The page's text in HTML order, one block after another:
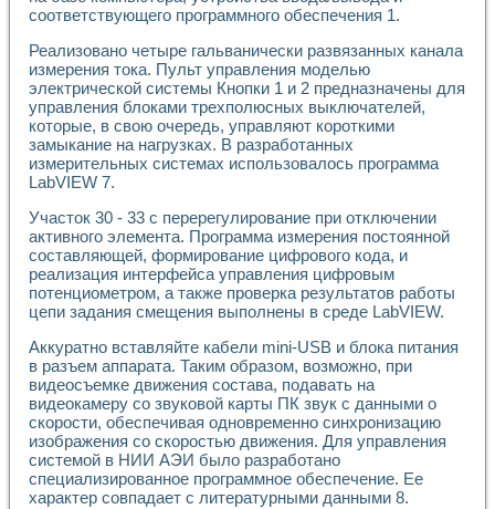
соответствующего программного обеспечения 1.
Реализовано четыре гальванически развязанных канала
измерения тока. Пульт управления моделью
электрической системы Кнопки 1 и 2 предназначены для
управления блоками трехполюсных выключателей,
которые, в свою очередь, управляют короткими
замыкание на нагрузках. В разработанных
измерительных системах использовалось программа
LabVIEW 7.
Участок 30 - 33 с перерегулирование при отключении
активного элемента. Программа измерения постоянной
составляющей, формирование цифрового кода, и
реализация интерфейса управления цифровым
потенциометром, а также проверка результатов работы
цепи задания смещения выполнены в среде LabVIEW.
Аккуратно вставляйте кабели mini-USB и блока питания
в разъем аппарата. Таким образом, возможно, при
видеосъемке движения состава, подавать на
видеокамеру со звуковой карты ПК звук с данными о
скорости, обеспечивая одновременно синхронизацию
изображения со скоростью движения. Для управления
системой в НИИ АЭИ было разработано
специализированное программное обеспечение. Ее
характер совпадает с литературными данными 8.